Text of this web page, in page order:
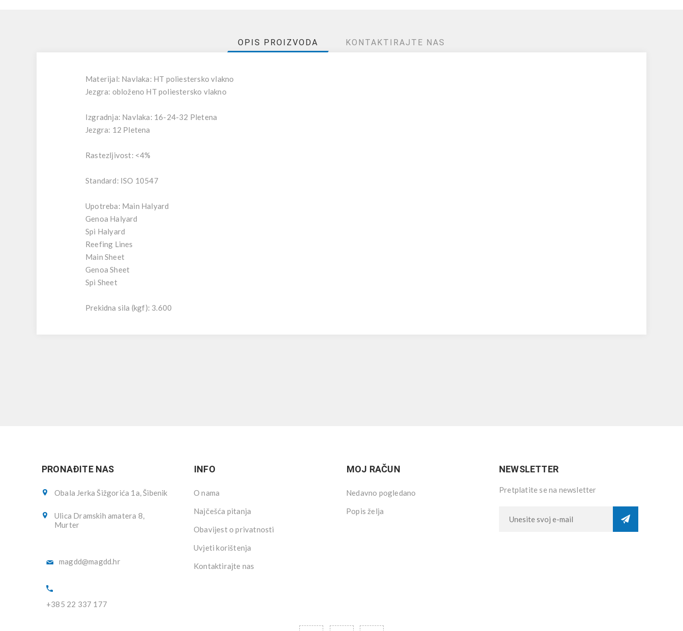
OPIS PROIZVODA KONTAKTIRAJTE NAS
Materijal: Navlaka: HT poliestersko vlakno
Jezgra: obloženo HT poliestersko vlakno
Izgradnja: Navlaka: 16-24-32 Pletena
Jezgra: 12 Pletena
Rastezljivost: <4%
Standard: ISO 10547
Upotreba: Main Halyard
Genoa Halyard
Spi Halyard
Reefing Lines
Main Sheet
Genoa Sheet
Spi Sheet
Prekidna sila (kgf): 3.600
PRONAĐITE NAS
Obala Jerka Šižgorića 1a, Šibenik
Ulica Dramskih amatera 8,
Murter
magdd@magdd.hr
+385 22 337 177
INFO
O nama
Najčešća pitanja
Obavijest o privatnosti
Uvjeti korištenja
Kontaktirajte nas
MOJ RAČUN
Nedavno pogledano
Popis želja
NEWSLETTER
Pretplatite se na newsletter